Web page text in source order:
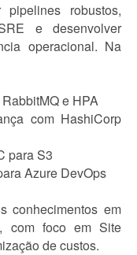
robustos,
e desenvolver
operacional. Na
e HPA
com HashiCorp
para S3
Azure DevOps
conhecimentos em
com foco em Site
de custos.